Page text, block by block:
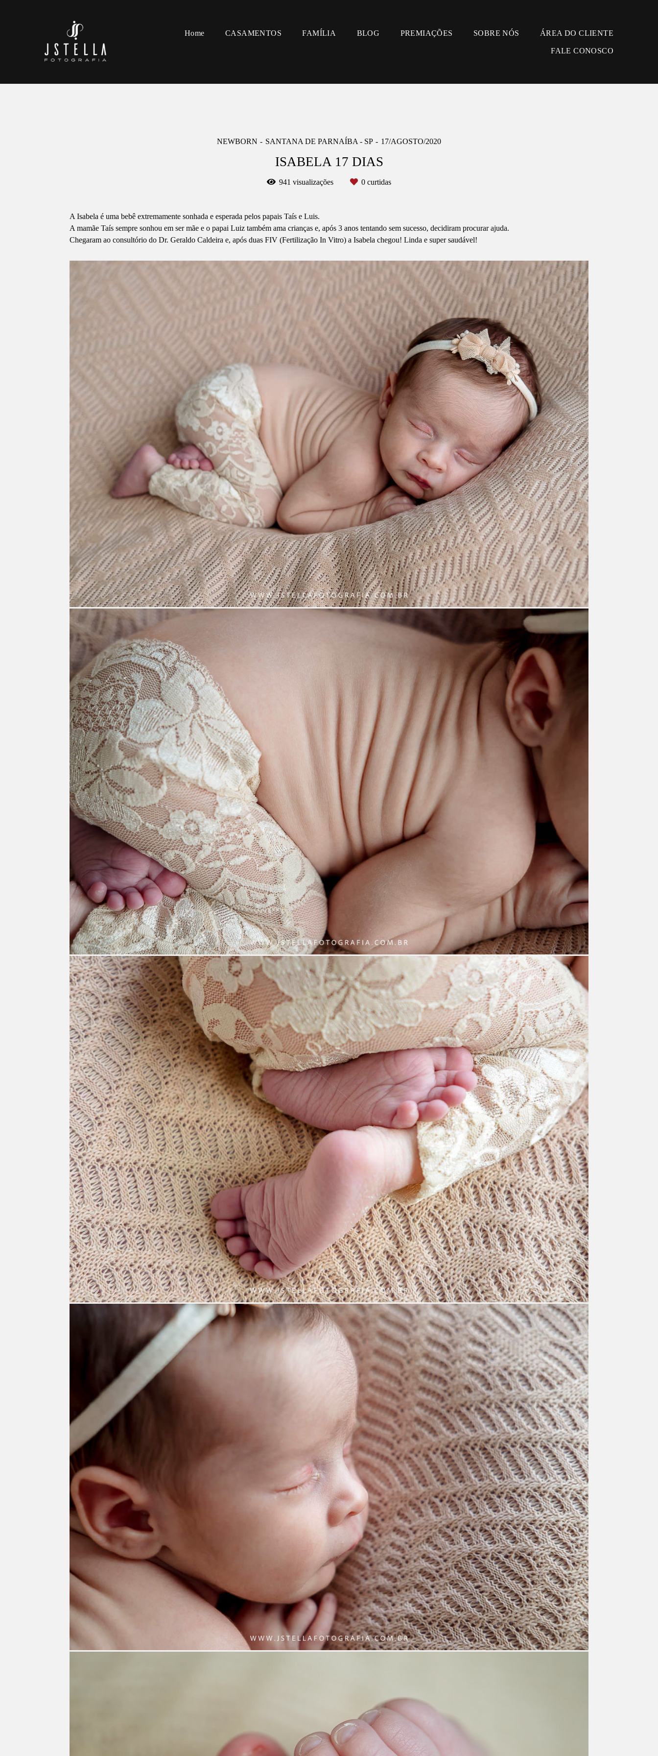
Home CASAMENTOS FAMÍLIA BLOG PREMIAÇÕES SOBRE NÓS ÁREA DO CLIENTE
FALE CONOSCO
NEWBORN SANTANA DE PARNAÍBA - SP 17/AGOSTO/2020
ISABELA 17 DIAS
941 visualizações 0 curtidas
A Isabela é uma bebê extremamente sonhada e esperada pelos papais Taís e Luis.
A mamãe Taís sempre sonhou em ser mãe e o papai Luiz também ama crianças e, após 3 anos tentando sem sucesso, decidiram procurar ajuda.
Chegaram ao consultório do Dr. Geraldo Caldeira e, após duas FIV (Fertilização In Vitro) a Isabela chegou! Linda e super saudável!